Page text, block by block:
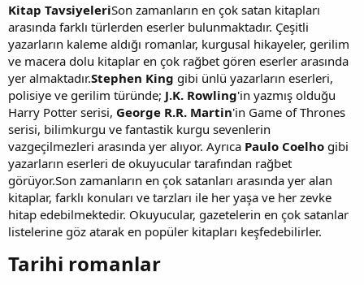
Kitap TavsiyeleriSon zamanların en çok satan kitapları
arasında farklı türlerden eserler bulunmaktadır. Çeşitli
yazarların kaleme aldığı romanlar, kurgusal hikayeler, gerilim
ve macera dolu kitaplar en çok rağbet gören eserler arasında
yer almaktadır.Stephen King gibi ünlü yazarların eserleri,
polisiye ve gerilim türünde; J.K. Rowling'in yazmış olduğu
Harry Potter serisi, George R.R. Martin'in Game of Thrones
serisi, bilimkurgu ve fantastik kurgu sevenlerin
vazgeçilmezleri arasında yer alıyor. Ayrıca Paulo Coelho gibi
yazarların eserleri de okuyucular tarafından rağbet
görüyor.Son zamanların en çok satanları arasında yer alan
kitaplar, farklı konuları ve tarzları ile her yaşa ve her zevke
hitap edebilmektedir. Okuyucular, gazetelerin en çok satanlar
listelerine göz atarak en popüler kitapları keşfedebilirler.
Tarihi romanlar​